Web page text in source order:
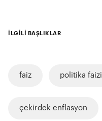
İLGİLİ BAŞLIKLAR
faiz politika faizi
çekirdek enflasyon